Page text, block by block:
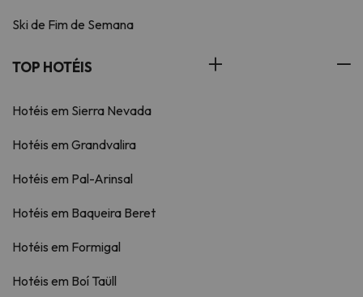
Ski de Fim de Semana
TOP HOTÉIS
Hotéis em Sierra Nevada
Hotéis em Grandvalira
Hotéis em Pal-Arinsal
Hotéis em Baqueira Beret
Hotéis em Formigal
Hotéis em Boí Taüll